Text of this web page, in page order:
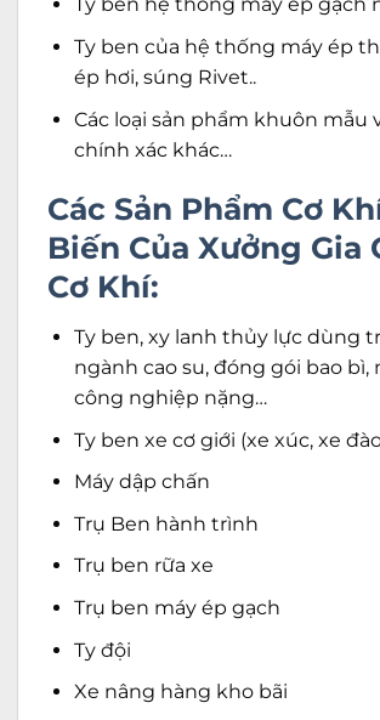
Ty ben hệ thống máy ép gạch
Ty ben của hệ thống máy ép
ép hơi, súng Rivet..
Các loại sản phẩm khuôn mẫu
chính xác khác…
Các Sản Phẩm Cơ
Biến Của Xưởng Gia
Cơ Khí:
Ty ben, xy lanh thủy lực dùng
ngành cao su, đóng gói bao bì,
công nghiệp nặng…
Ty ben xe cơ giới (xe xúc, xe
Máy dập chấn
Trụ Ben hành trình
Trụ ben rữa xe
Trụ ben máy ép gạch
Ty đội
Xe nâng hàng kho bãi